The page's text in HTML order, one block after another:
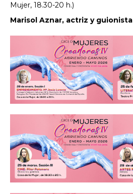
Mujer, 18.30-20 h.)
Marisol Aznar, actriz y guionista